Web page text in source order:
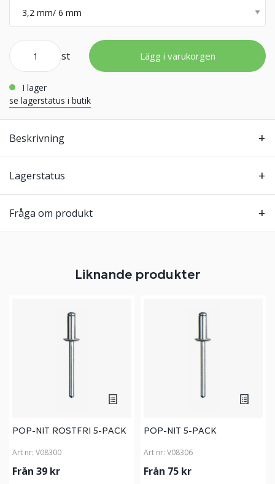
st Lägg i varukorgen
i lager
se lagerstatus i butik
Beskrivning
Lagerstatus
Fråga om produkt
Liknande produkter
POP-NIT ROSTFRI 5-PACK
Art nr: V08300
Från 39 kr
POP-NIT 5-PACK
Art nr: V08306
Från 75 kr